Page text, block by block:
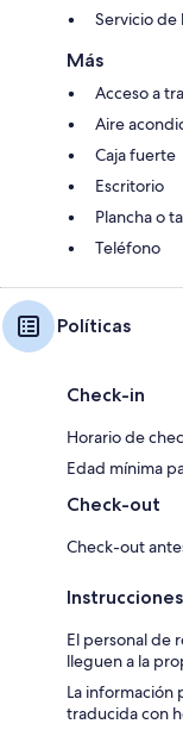
Servicio de
Más
Acceso a
Aire
Caja fuerte
Escritorio
Plancha o
Teléfono
Políticas
Check-in
Horario de
Edad mínima
Check-out
Check-out
El personal de
lleguen a la
La
traducida con